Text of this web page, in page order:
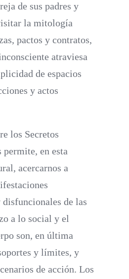
de sus padres y
la mitología
pactos y contratos,
atraviesa
de espacios
y actos
los Secretos
en esta
acercarnos a
de las
a lo social y el
son, en última
y límites, y
de acción. Los